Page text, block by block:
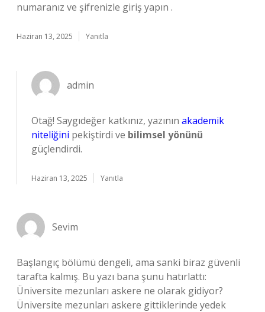
numaranız ve şifrenizle giriş yapın .
Haziran 13, 2025 Yanıtla
admin
Otağ! Saygıdeğer katkınız, yazının akademik
niteliğini pekiştirdi ve bilimsel yönünü
güçlendirdi.
Haziran 13, 2025 Yanıtla
Sevim
Başlangıç bölümü dengeli, ama sanki biraz güvenli
tarafta kalmış. Bu yazı bana şunu hatırlattı:
Üniversite mezunları askere ne olarak gidiyor?
Üniversite mezunları askere gittiklerinde yedek